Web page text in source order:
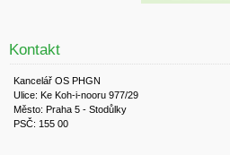
Kontakt
Kancelář OS PHGN
Ulice: Ke Koh-i-nooru 977/29
Město: Praha 5 - Stodůlky
PSČ: 155 00